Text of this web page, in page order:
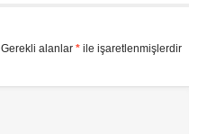
Gerekli alanlar *ile işaretlenmişlerdir